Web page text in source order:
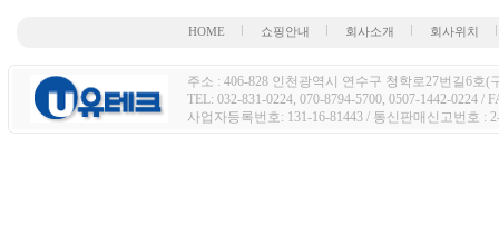
HOME 쇼핑안내 회사소개 회사위치
주소 : 406-828 인천광역시 연수구 청학로27번길6호(
TEL: 032-831-0224, 070-8794-5700, 0507-1442-0224
사업자등록번호: 131-16-81443 / 통신판매신고번호 :